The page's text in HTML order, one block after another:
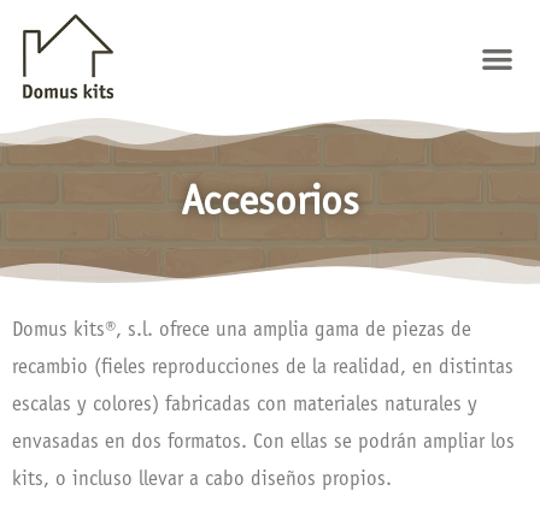
contenido
Accesorios
Domus kits®, s.l. ofrece una amplia gama de piezas de
recambio (fieles reproducciones de la realidad, en distintas
escalas y colores) fabricadas con materiales naturales y
envasadas en dos formatos. Con ellas se podrán ampliar los
kits, o incluso llevar a cabo diseños propios.